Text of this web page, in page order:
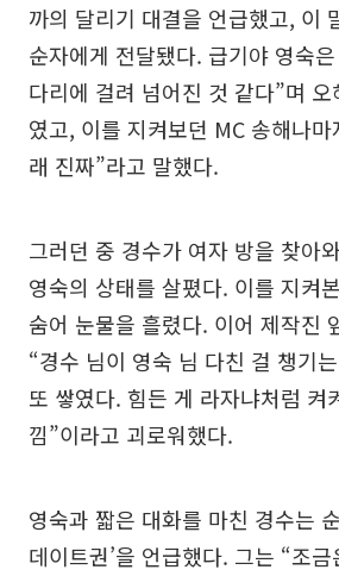
까의 달리기 대결을 언급했고, 이
순자에게 전달됐다. 급기야 영숙
다리에 걸려 넘어진 것 같다”며
였고, 이를 지켜보던 MC 송해나마
래 진짜”라고 말했다.
그러던 중 경수가 여자 방을 찾아
영숙의 상태를 살폈다. 이를 지켜
숨어 눈물을 흘렸다. 이어 제작진
“경수 님이 영숙 님 다친 걸 챙기
또 쌓였다. 힘든 게 라자냐처럼 켜
낌”이라고 괴로워했다.
영숙과 짧은 대화를 마친 경수는
데이트권’을 언급했다. 그는 “조